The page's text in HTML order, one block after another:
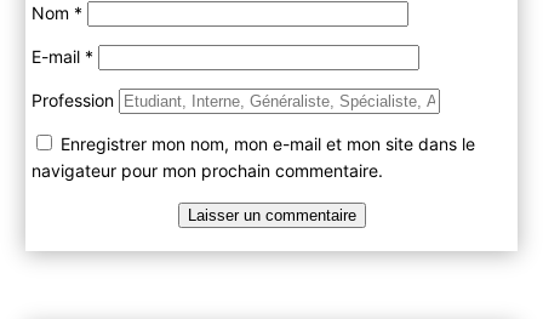
Nom *
E-mail *
Profession
Enregistrer mon nom, mon e-mail et mon site dans le
navigateur pour mon prochain commentaire.